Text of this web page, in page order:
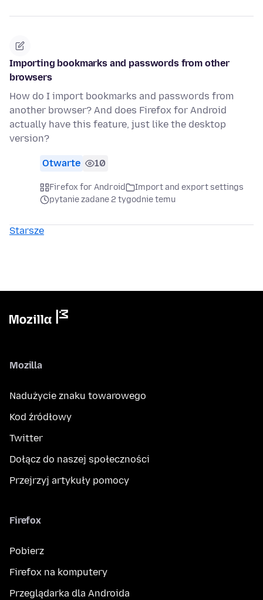
Importing bookmarks and passwords from other
browsers
How do I import bookmarks and passwords from
another browser? And does Firefox for Android
actually have this feature, just like the desktop
version?
Otwarte 10
Firefox for Android
Import and export settings
pytanie zadane 2 tygodnie temu
Starsze
Mozilla
Nadużycie znaku towarowego
Kod źródłowy
Twitter
Dołącz do naszej społeczności
Przejrzyj artykuły pomocy
Firefox
Pobierz
Firefox na komputery
Przeglądarka dla Androida